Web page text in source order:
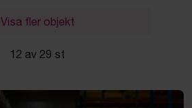
Visa fler objekt
12 av 29 st